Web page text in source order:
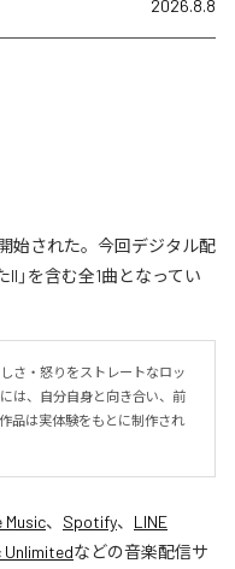
2026.8.8
始された。今回デジタル配
」を含む全1曲となってい
さ・怒りをストレートなロッ
は、自分自身と向き合い、前
品は実体験をもとに制作され
Music、 Spotify、 LINE
Unlimitedなどの音楽配信サ